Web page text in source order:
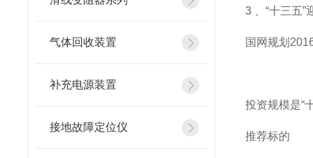
气体回收装置
补充电源装置
接地故障定位仪
3 、“十三五
国网规划
投资规模是“
推荐标的